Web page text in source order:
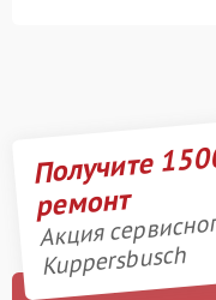
Получите
ремонт
Акция
Kuppersbusch